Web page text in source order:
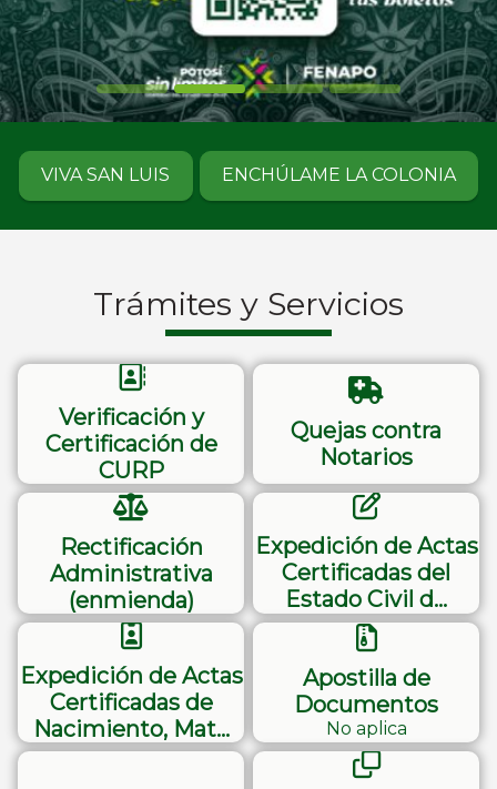
VIVA SAN LUIS ENCHÚLAME LA COLONIA
Trámites y Servicios
Verificación y
Certificación de
CURP
Quejas contra
Notarios
Rectificación
Administrativa
(enmienda)
Expedición de Actas
Certificadas del
Estado Civil d…
Expedición de Actas
Certificadas de
Nacimiento, Mat…
Apostilla de
Documentos
No aplica